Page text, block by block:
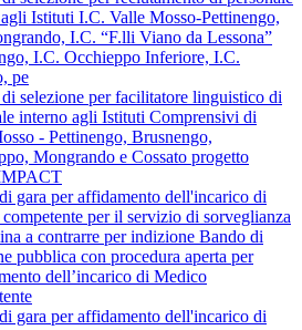
Istituti I.C. Valle Mosso-Pettinengo,
I.C. “F.lli Viano da Lessona”
I.C. Occhieppo Inferiore, I.C.
pe
selezione per facilitatore linguistico di
interno agli Istituti Comprensivi di
- Pettinengo, Brusnengo,
Mongrando e Cossato progetto
gara per affidamento dell'incarico di
per il servizio di sorveglianza
a contrarre per indizione Bando di
pubblica con procedura aperta per
dell’incarico di Medico
gara per affidamento dell'incarico di